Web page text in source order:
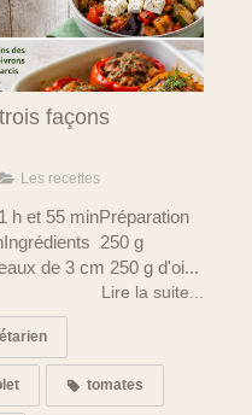
façons
Les recettes
h et 55 minPréparation
250 g
de 3 cm 250 g d'oi...
Lire la suite...
tomates